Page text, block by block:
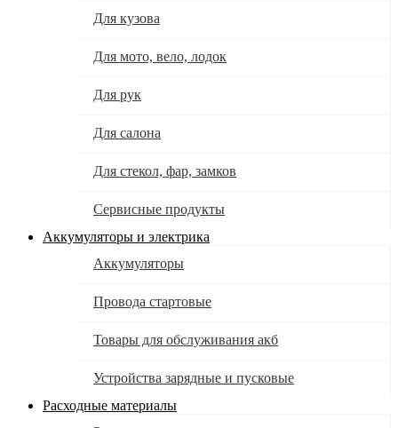
Для кузова
Для мото, вело, лодок
Для рук
Для салона
Для стекол, фар, замков
Сервисные продукты
Аккумуляторы и электрика
Аккумуляторы
Провода стартовые
Товары для обслуживания акб
Устройства зарядные и пусковые
Расходные материалы